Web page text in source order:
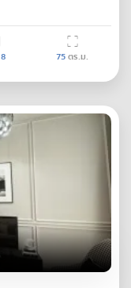
8 75ตร.ม.